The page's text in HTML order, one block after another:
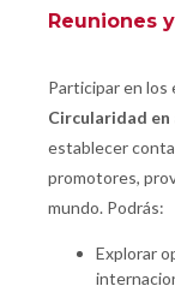
Reuniones
Participar en
Circularidad en
establecer
promotores,
mundo. Podrás:
Explorar